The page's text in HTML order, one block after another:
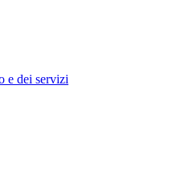
e dei servizi